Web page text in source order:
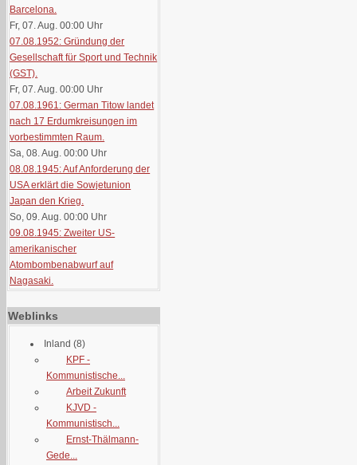
Barcelona.
Fr, 07. Aug. 00:00 Uhr
07.08.1952: Gründung der
Gesellschaft für Sport und Technik
(GST).
Fr, 07. Aug. 00:00 Uhr
07.08.1961: German Titow landet
nach 17 Erdumkreisungen im
vorbestimmten Raum.
Sa, 08. Aug. 00:00 Uhr
08.08.1945: Auf Anforderung der
USA erklärt die Sowjetunion
Japan den Krieg.
So, 09. Aug. 00:00 Uhr
09.08.1945: Zweiter US-
amerikanischer
Atombombenabwurf auf
Nagasaki.
Weblinks
Inland (8)
KPF -
Kommunistische...
Arbeit Zukunft
KJVD -
Kommunistisch...
Ernst-Thälmann-
Gede...